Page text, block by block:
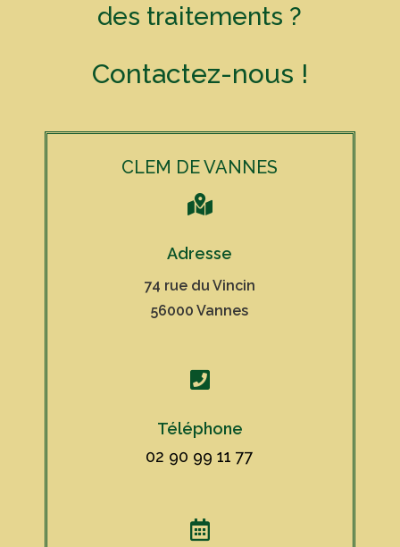
des traitements ?
Contactez-nous !
CLEM DE VANNES

Adresse
74 rue du Vincin
56000 Vannes

Téléphone
02 90 99 11 77
